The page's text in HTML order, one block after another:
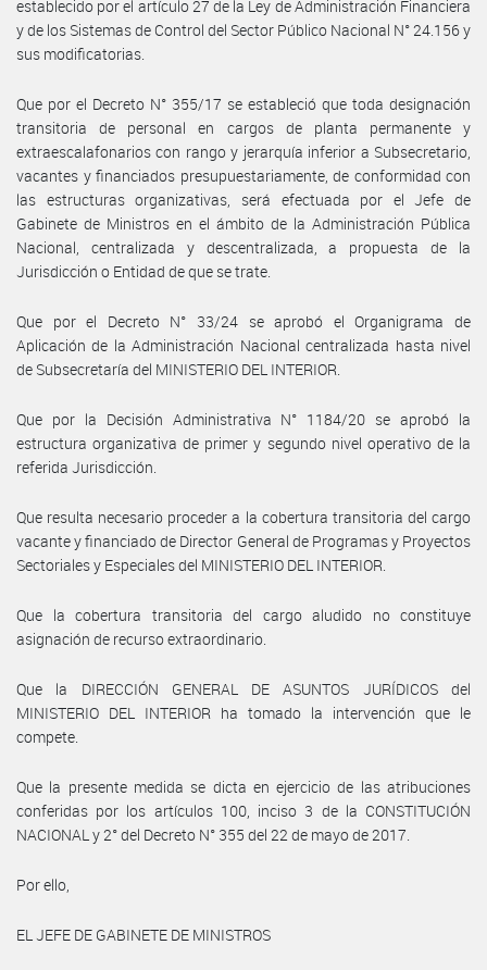
establecido por el artículo 27 de la Ley de Administración Financiera
y de los Sistemas de Control del Sector Público Nacional N° 24.156 y
sus modificatorias.
Que por el Decreto N° 355/17 se estableció que toda designación
transitoria de personal en cargos de planta permanente y
extraescalafonarios con rango y jerarquía inferior a Subsecretario,
vacantes y financiados presupuestariamente, de conformidad con
las estructuras organizativas, será efectuada por el Jefe de
Gabinete de Ministros en el ámbito de la Administración Pública
Nacional, centralizada y descentralizada, a propuesta de la
Jurisdicción o Entidad de que se trate.
Que por el Decreto N° 33/24 se aprobó el Organigrama de
Aplicación de la Administración Nacional centralizada hasta nivel
de Subsecretaría del MINISTERIO DEL INTERIOR.
Que por la Decisión Administrativa N° 1184/20 se aprobó la
estructura organizativa de primer y segundo nivel operativo de la
referida Jurisdicción.
Que resulta necesario proceder a la cobertura transitoria del cargo
vacante y financiado de Director General de Programas y Proyectos
Sectoriales y Especiales del MINISTERIO DEL INTERIOR.
Que la cobertura transitoria del cargo aludido no constituye
asignación de recurso extraordinario.
Que la DIRECCIÓN GENERAL DE ASUNTOS JURÍDICOS del
MINISTERIO DEL INTERIOR ha tomado la intervención que le
compete.
Que la presente medida se dicta en ejercicio de las atribuciones
conferidas por los artículos 100, inciso 3 de la CONSTITUCIÓN
NACIONAL y 2° del Decreto N° 355 del 22 de mayo de 2017.
Por ello,
EL JEFE DE GABINETE DE MINISTROS